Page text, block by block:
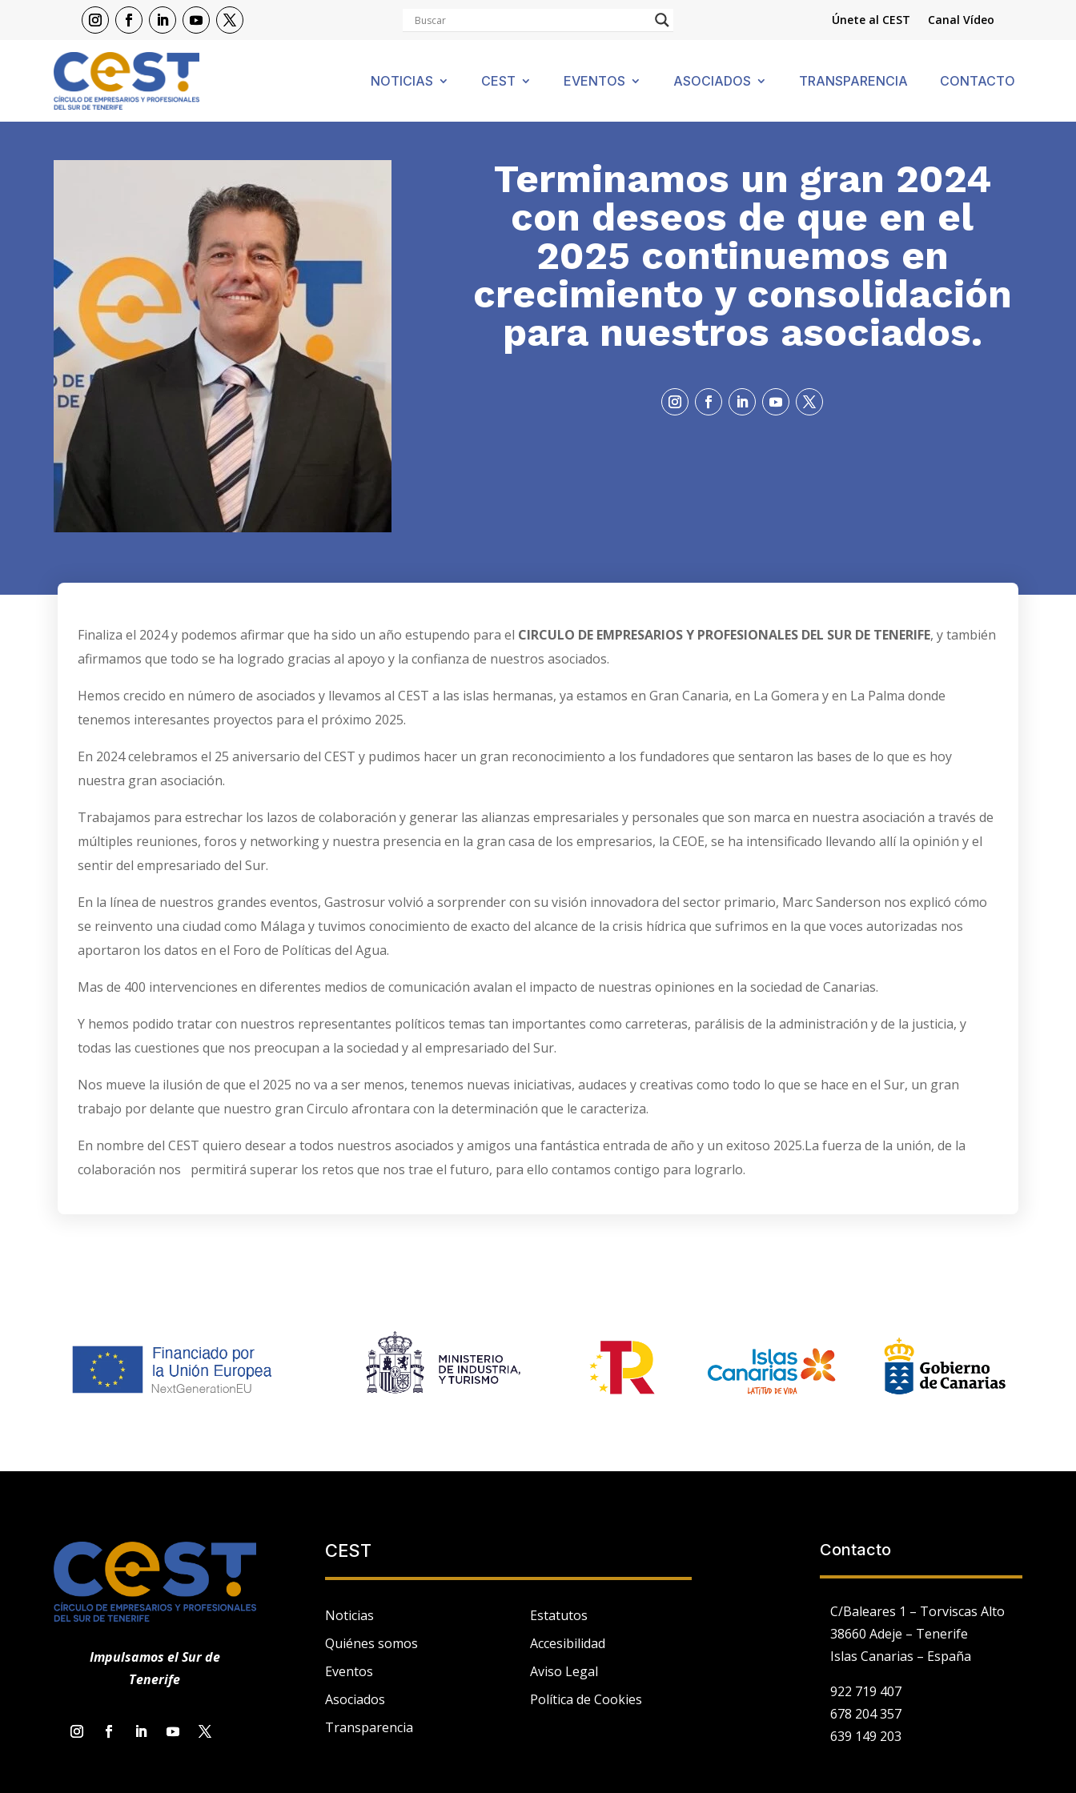
Únete al CEST Canal Vídeo
NOTICIAS CEST EVENTOS ASOCIADOS TRANSPARENCIA CONTACTO
Terminamos un gran 2024
con deseos de que en el
2025 continuemos en
crecimiento y consolidación
para nuestros asociados.
Finaliza el 2024 y podemos afirmar que ha sido un año estupendo para el CIRCULO DE EMPRESARIOS Y PROFESIONALES DEL SUR DE TENERIFE, y también
afirmamos que todo se ha logrado gracias al apoyo y la confianza de nuestros asociados.
Hemos crecido en número de asociados y llevamos al CEST a las islas hermanas, ya estamos en Gran Canaria, en La Gomera y en La Palma donde
tenemos interesantes proyectos para el próximo 2025.
En 2024 celebramos el 25 aniversario del CEST y pudimos hacer un gran reconocimiento a los fundadores que sentaron las bases de lo que es hoy
nuestra gran asociación.
Trabajamos para estrechar los lazos de colaboración y generar las alianzas empresariales y personales que son marca en nuestra asociación a través de
múltiples reuniones, foros y networking y nuestra presencia en la gran casa de los empresarios, la CEOE, se ha intensificado llevando allí la opinión y el
sentir del empresariado del Sur.
En la línea de nuestros grandes eventos, Gastrosur volvió a sorprender con su visión innovadora del sector primario, Marc Sanderson nos explicó cómo
se reinvento una ciudad como Málaga y tuvimos conocimiento de exacto del alcance de la crisis hídrica que sufrimos en la que voces autorizadas nos
aportaron los datos en el Foro de Políticas del Agua.
Mas de 400 intervenciones en diferentes medios de comunicación avalan el impacto de nuestras opiniones en la sociedad de Canarias.
Y hemos podido tratar con nuestros representantes políticos temas tan importantes como carreteras, parálisis de la administración y de la justicia, y
todas las cuestiones que nos preocupan a la sociedad y al empresariado del Sur.
Nos mueve la ilusión de que el 2025 no va a ser menos, tenemos nuevas iniciativas, audaces y creativas como todo lo que se hace en el Sur, un gran
trabajo por delante que nuestro gran Circulo afrontara con la determinación que le caracteriza.
En nombre del CEST quiero desear a todos nuestros asociados y amigos una fantástica entrada de año y un exitoso 2025.La fuerza de la unión, de la
colaboración nos permitirá superar los retos que nos trae el futuro, para ello contamos contigo para lograrlo.
Impulsamos el Sur de
Tenerife
CEST
Noticias
Quiénes somos
Eventos
Asociados
Transparencia
Estatutos
Accesibilidad
Aviso Legal
Política de Cookies
Contacto
C/Baleares 1 – Torviscas Alto
38660 Adeje – Tenerife
Islas Canarias – España
922 719 407
678 204 357
639 149 203